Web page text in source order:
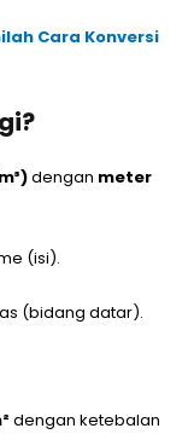
Cara Konversi
dengan meter
(isi).
(bidang datar).
dengan ketebalan